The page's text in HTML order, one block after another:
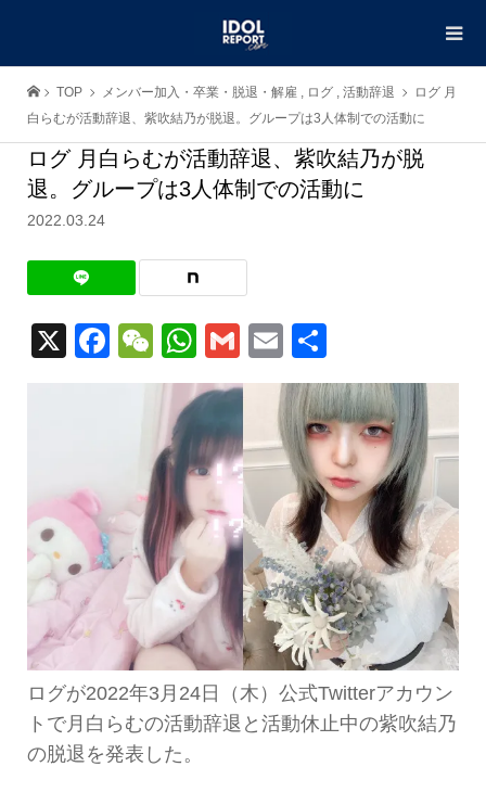
TOP メンバー加入・卒業・脱退・解雇 , ログ , 活動辞退
ログ 月
白らむが活動辞退、紫吹結乃が脱退。グループは3人体制での活動に
ログ 月白らむが活動辞退、紫吹結乃が脱
退。グループは3人体制での活動に
2022.03.24
X Facebook
WeChat
WhatsApp
GmailEmail
有
ログが2022年3月24日（木）公式Twitterアカウン
トで月白らむの活動辞退と活動休止中の紫吹結乃
の脱退を発表した。